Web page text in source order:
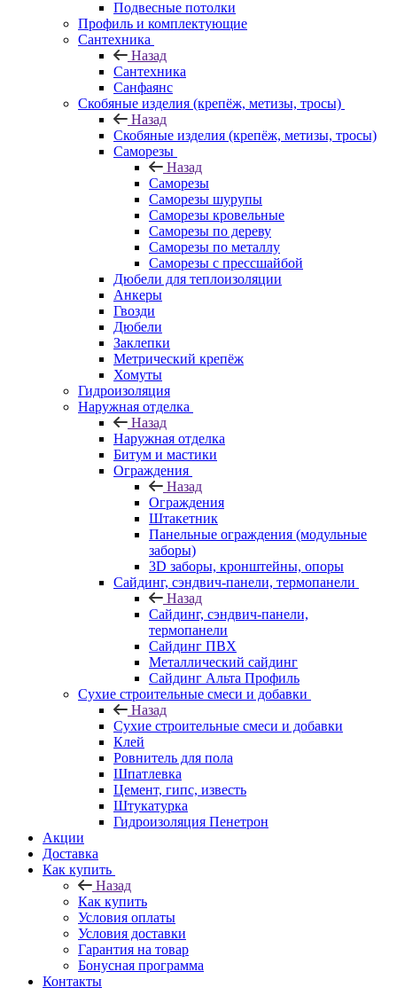
Подвесные потолки
Профиль и комплектующие
Сантехника
Назад
Сантехника
Санфаянс
Скобяные изделия (крепёж, метизы, тросы)
Назад
Скобяные изделия (крепёж, метизы, тросы)
Саморезы
Назад
Саморезы
Саморезы шурупы
Саморезы кровельные
Саморезы по дереву
Саморезы по металлу
Саморезы с прессшайбой
Дюбели для теплоизоляции
Анкеры
Гвозди
Дюбели
Заклепки
Метрический крепёж
Хомуты
Гидроизоляция
Наружная отделка
Назад
Наружная отделка
Битум и мастики
Ограждения
Назад
Ограждения
Штакетник
Панельные ограждения (модульные
заборы)
3D заборы, кронштейны, опоры
Cайдинг, сэндвич-панели, термопанели
Назад
Cайдинг, сэндвич-панели,
термопанели
Сайдинг ПВХ
Металлический сайдинг
Сайдинг Альта Профиль
Сухие строительные смеси и добавки
Назад
Сухие строительные смеси и добавки
Клей
Ровнитель для пола
Шпатлевка
Цемент, гипс, известь
Штукатурка
Гидроизоляция Пенетрон
Акции
Доставка
Как купить
Назад
Как купить
Условия оплаты
Условия доставки
Гарантия на товар
Бонусная программа
Контакты